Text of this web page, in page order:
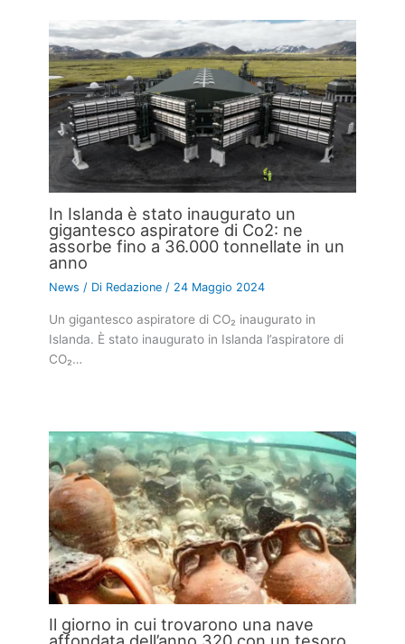
In Islanda è stato inaugurato un
gigantesco aspiratore di Co2: ne
assorbe fino a 36.000 tonnellate in un
anno
News / Di Redazione/ 24 Maggio 2024
Un gigantesco aspiratore di CO₂ inaugurato in
Islanda. È stato inaugurato in Islanda l’aspiratore di
CO₂…
Il giorno in cui trovarono una nave